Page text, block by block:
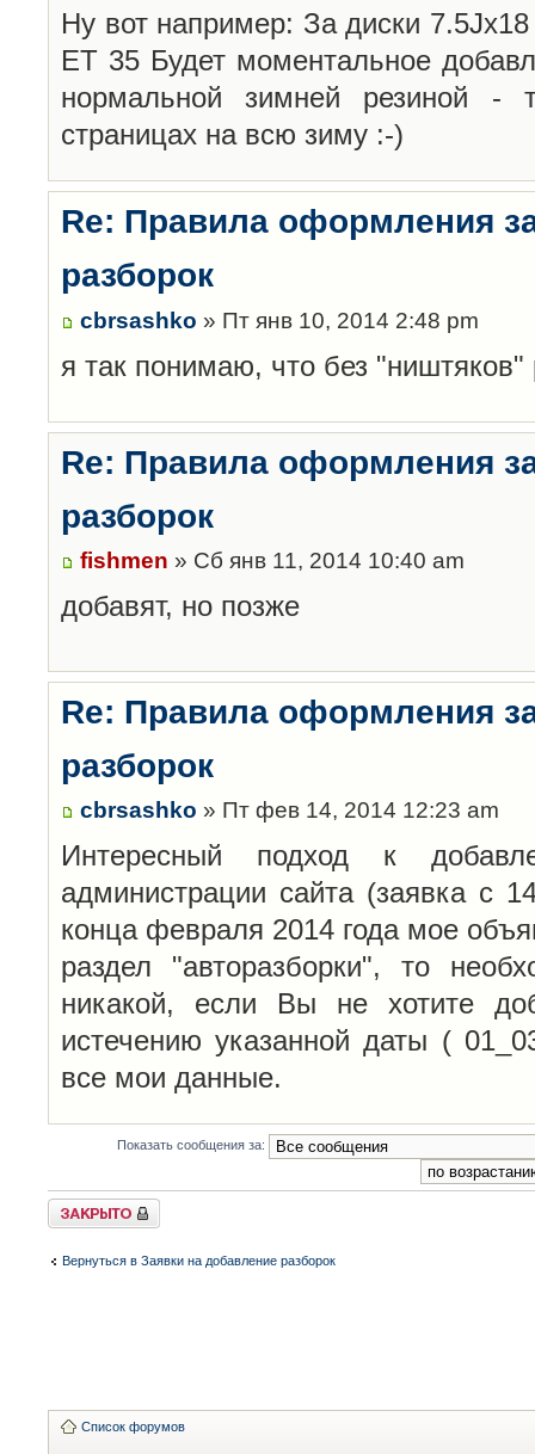
Ну вот например: За диски
ET 35 Будет моментальное
нормальной зимней резиной
страницах на всю зиму :-)
Re: Правила оформления
разборок
cbrsashko » Пт янв 10, 2014 2:48 pm
я так понимаю, что без "ништяков"
Re: Правила оформления
разборок
fishmen » Сб янв 11, 2014 10:40 am
добавят, но позже
Re: Правила оформления
разборок
cbrsashko » Пт фев 14, 2014 12:23 am
Интересный подход к
администрации сайта (заявка с
конца февраля 2014 года мое
раздел "авторазборки", то
никакой, если Вы не хотите
истечению указанной даты (
все мои данные.
Показать сообщения за:
Закрыто
Вернуться в Заявки на добавление разборок
Список форумов